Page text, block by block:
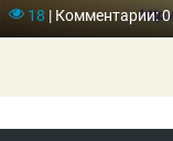
18 |Комментарии: 0